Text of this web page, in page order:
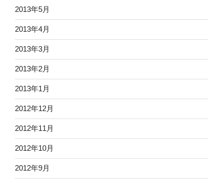
2013年5月
2013年4月
2013年3月
2013年2月
2013年1月
2012年12月
2012年11月
2012年10月
2012年9月